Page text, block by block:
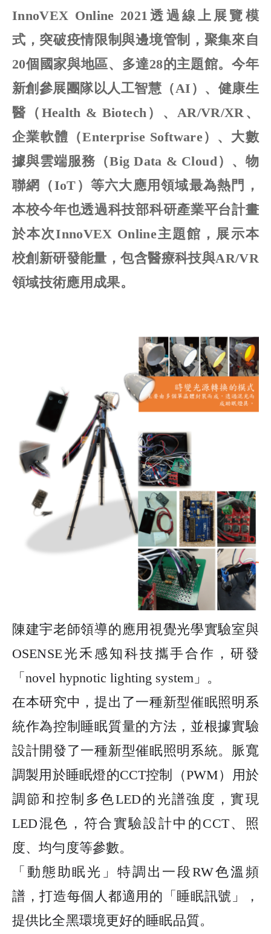
InnoVEX Online 2021透過線上展覽模
式，突破疫情限制與邊境管制，聚集來自
20個國家與地區、多達28的主題館。今年
新創參展團隊以人工智慧（AI）、健康生
醫（Health & Biotech）、AR/VR/XR、
企業軟體（Enterprise Software）、大數
據與雲端服務（Big Data & Cloud）、物
聯網（IoT）等六大應用領域最為熱門，
本校今年也透過科技部科研產業平台計畫
於本次InnoVEX Online主題館，展示本
校創新研發能量，包含醫療科技與AR/VR
領域技術應用成果。
陳建宇老師領導的應用視覺光學實驗室與
OSENSE光禾感知科技攜手合作，研發
「novel hypnotic lighting system 」。
在本研究中，提出了一種新型催眠照明系
統作為控制睡眠質量的方法，並根據實驗
設計開發了一種新型催眠照明系統。脈寬
調製用於睡眠燈的CCT控制（PWM）用於
調節和控制多色LED的光譜強度，實現
LED混色，符合實驗設計中的CCT、照
度、均勻度等參數。
「動態助眠光」特調出一段RW色溫頻
譜，打造每個人都適用的「睡眠訊號」，
提供比全黑環境更好的睡眠品質。